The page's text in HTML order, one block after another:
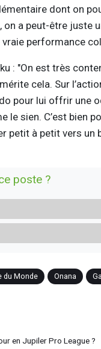
dont on
a peut-être juste
performance
: "On est très
cela. Sur
pour lui offrir une
le sien. C’est bien
petit à petit vers un
poste ?
du Monde Onana
en Jupiler Pro League ?